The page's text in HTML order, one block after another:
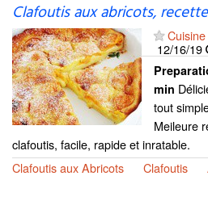
Clafoutis aux abricots,
12/16/19
min
tout
Meileure
clafoutis, facile, rapide et inratable.
Clafoutis aux Abricots
Clafoutis